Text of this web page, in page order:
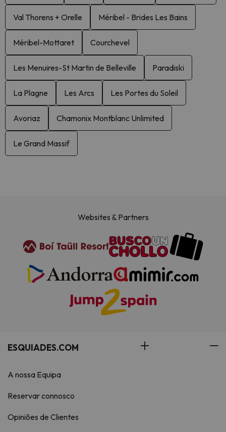
Val Thorens + Orelle Méribel - Brides Les Bains
Méribel-Mottaret Courchevel
Les Menuires-St Martin de Belleville Paradiski
La Plagne Les Arcs Les Portes du Soleil
Avoriaz Chamonix Montblanc Unlimited
Le Grand Massif
Websites & Partners
ESQUIADES.COM
A nossa Equipa
Reservar connosco
Opiniões de Clientes